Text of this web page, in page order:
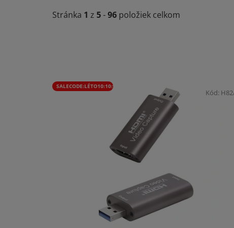
Stránka 1 z 5-96 položiek celkom
V
ý
SALECODE:LÉTO10:10:%
Kód: